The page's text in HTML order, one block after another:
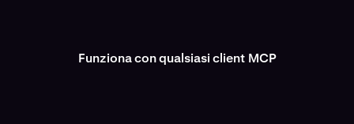
Funziona con qualsiasi client MCP